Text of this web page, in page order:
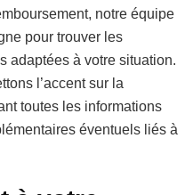
notre équipe
pour trouver les
adaptées à votre situation.
l’accent sur la
toutes les informations
éventuels liés à